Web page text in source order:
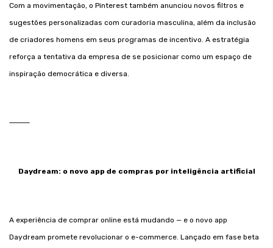
Com a movimentação, o Pinterest também anunciou novos filtros e
sugestões personalizadas com curadoria masculina, além da inclusão
de criadores homens em seus programas de incentivo. A estratégia
reforça a tentativa da empresa de se posicionar como um espaço de
inspiração democrática e diversa.
⸻
Daydream: o novo app de compras por inteligência artificial
A experiência de comprar online está mudando — e o novo app
Daydream promete revolucionar o e-commerce. Lançado em fase beta